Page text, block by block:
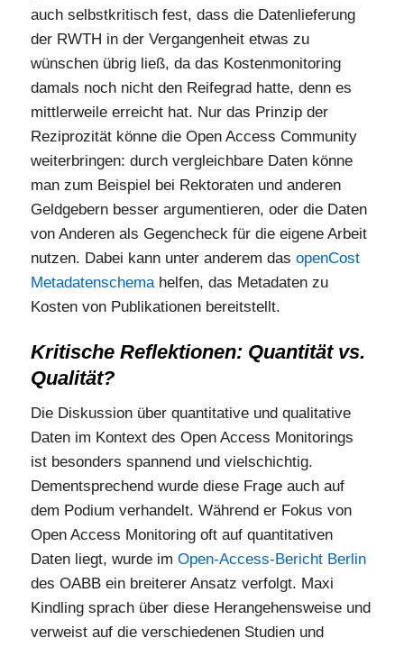
auch selbstkritisch fest, dass die Datenlieferung
der RWTH in der Vergangenheit etwas zu
wünschen übrig ließ, da das Kostenmonitoring
damals noch nicht den Reifegrad hatte, denn es
mittlerweile erreicht hat. Nur das Prinzip der
Reziprozität könne die Open Access Community
weiterbringen: durch vergleichbare Daten könne
man zum Beispiel bei Rektoraten und anderen
Geldgebern besser argumentieren, oder die Daten
von Anderen als Gegencheck für die eigene Arbeit
nutzen. Dabei kann unter anderem dasopenCost
Metadatenschemahelfen, das Metadaten zu
Kosten von Publikationen bereitstellt.
Kritische Reflektionen: Quantität vs.
Qualität?
Die Diskussion über quantitative und qualitative
Daten im Kontext des Open Access Monitorings
ist besonders spannend und vielschichtig.
Dementsprechend wurde diese Frage auch auf
dem Podium verhandelt. Während er Fokus von
Open Access Monitoring oft auf quantitativen
Daten liegt, wurde imOpen-Access-Bericht Berlin
des OABB ein breiterer Ansatz verfolgt. Maxi
Kindling sprach über diese Herangehensweise und
verweist auf die verschiedenen Studien und